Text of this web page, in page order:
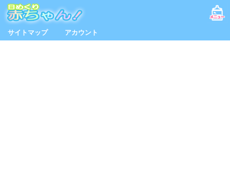
サイトマップ アカウント